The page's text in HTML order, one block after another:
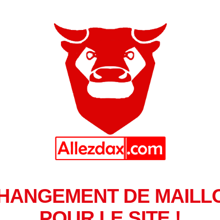
DE